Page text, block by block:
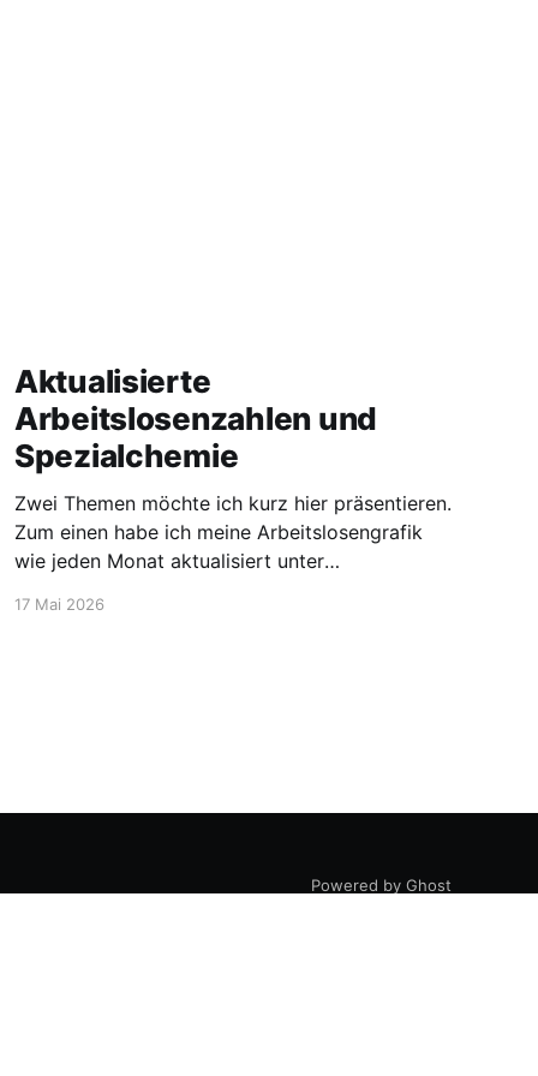
Aktualisierte
Arbeitslosenzahlen und
Spezialchemie
Zwei Themen möchte ich kurz hier präsentieren.
Zum einen habe ich meine Arbeitslosengrafik
wie jeden Monat aktualisiert unter
chemiker.de/arbeitslose-chemiker/. Und die
17 Mai 2026
Powered by Ghost